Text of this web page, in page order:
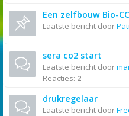
Een zelfbouw Bio-
Laatste bericht door
sera co2 start
Laatste bericht door
Reacties: 2
drukregelaar
Laatste bericht door